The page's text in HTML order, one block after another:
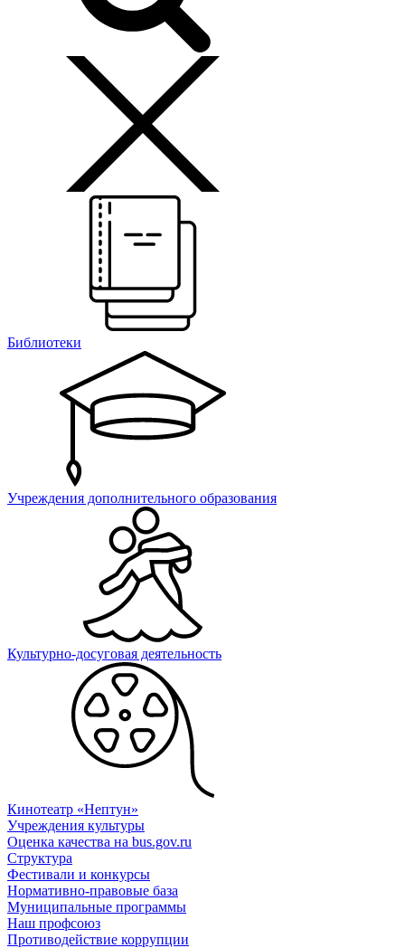
Библиотеки
Учреждения дополнительного образования
Культурно-досуговая деятельность
Кинотеатр «Нептун»
Учреждения культуры
Оценка качества на bus.gov.ru
Структура
Фестивали и конкурсы
Нормативно-правовые база
Муниципальные программы
Наш профсоюз
Противодействие коррупции